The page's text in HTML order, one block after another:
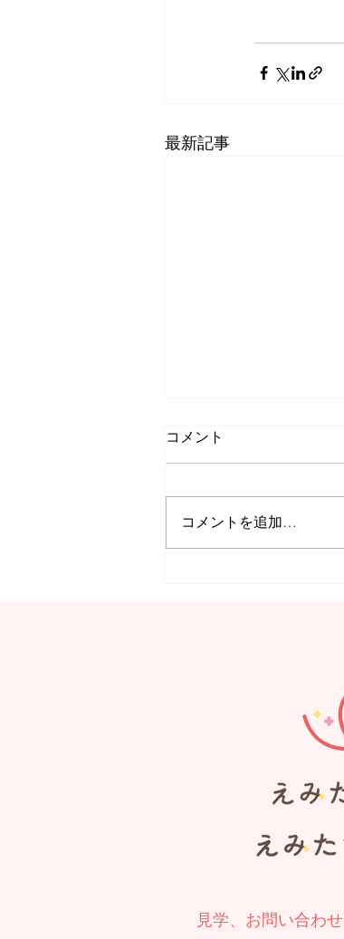
最新記事
コメント
コメントを追加…
見学、お問い合わ